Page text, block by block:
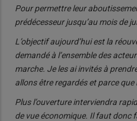
Pour permettre leur
prédécesseur jusqu’au mois de
L’objectif aujourd’hui est la
demandé à l’ensemble des
marche. Je les ai invités à
allons être regardés et parce
Plus l’ouverture interviendra
de vue économique. Il faut donc